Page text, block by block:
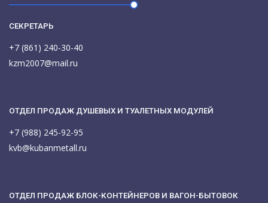
СЕКРЕТАРЬ
+7 (861) 240-30-40
kzm2007@mail.ru
ОТДЕЛ ПРОДАЖ ДУШЕВЫХ И ТУАЛЕТНЫХ МОДУЛЕЙ
+7 (988) 245-92-95
kvb@kubanmetall.ru
ОТДЕЛ ПРОДАЖ БЛОК-КОНТЕЙНЕРОВ И ВАГОН-БЫТОВОК